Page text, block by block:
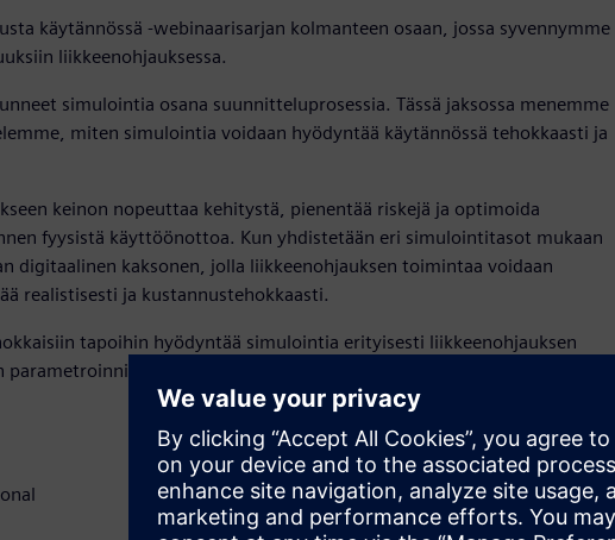
käytännössä -webinaarisarjan kolmanteen osaan, jossa syvennymme
liikkeenohjauksessa.
simulointia osana suunnitteluprosessia. Tässä jaksossa menemme
miten simulointia voidaan hyödyntää käytännössä tehokkaasti ja
keinon nopeuttaa kehitystä, pienentää riskejä ja optimoida
fyysistä käyttöönottoa. Kun yhdistetään eri simulointitasot mukaan
digitaalinen kaksonen, jolla liikkeenohjauksen toimintaa voidaan
realistisesti ja kustannustehokkaasti.
tapoihin hyödyntää simulointia erityisesti liikkeenohjauksen
ja kuormamallien rakentamisessa.